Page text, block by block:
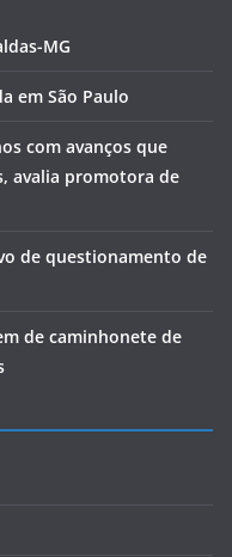
MG
em São Paulo
com avanços que
avalia promotora de
de questionamento de
de caminhonete de